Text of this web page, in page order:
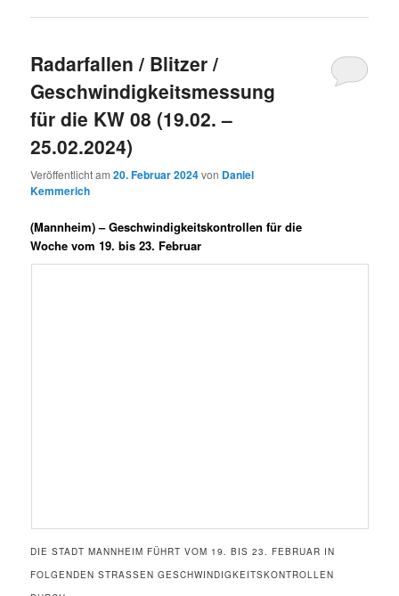
Radarfallen / Blitzer /
Geschwindigkeitsmessung
für die KW 08 (19.02. –
25.02.2024)
Veröffentlicht am20. Februar 2024von Daniel
Kemmerich
(Mannheim) –Geschwindigkeitskontrollen für die
Woche vom 19. bis 23. Februar
DIE STADT MANNHEIM FÜHRT VOM 19. BIS 23. FEBRUAR IN
FOLGENDEN STRASSEN GESCHWINDIGKEITSKONTROLLEN D